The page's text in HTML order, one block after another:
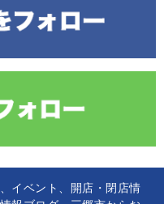
イベント、開店・閉店情